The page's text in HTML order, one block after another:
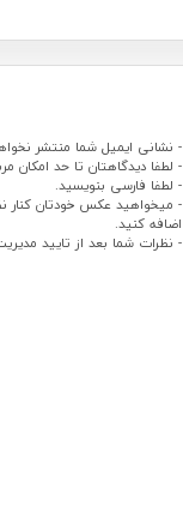
- نشانی ایمیل شما منتشر
- لطفا دیدگاهتان تا حد امکان
- لطفا فارسی بنویسید.
- میخواهید عکس خودتان کنار
اضافه کنید.
- نظرات شما بعد از تایید